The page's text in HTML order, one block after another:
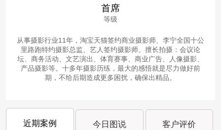
首席
等级
从事摄影行业11年，淘宝天猫签约商业摄影师、李宁全国十公
里路跑特约摄影总监、艺人签约摄影师。擅长拍摄：会议论
坛、商务活动、文艺演出、体育赛事、商业广告、人像摄影、
产品摄影等。十多年摄影历练，最大的感悟就是尽力做好前
期，不给后期造成更多困扰，确保出精品。
近期案例 今日图说 客户评价